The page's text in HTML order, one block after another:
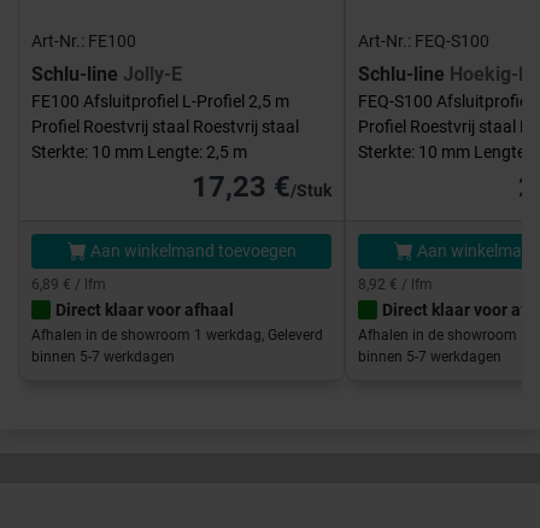
Art-Nr.: FE100
Schlu-line Jolly-E
FE100 Afsluitprofiel L-Profiel 2,5 m
Profiel Roestvrij staal Roestvrij staal
Sterkte: 10 mm Lengte: 2,5 m
17,23 €/Stuk
Aan winkelmand toevoegen
6,89 € / lfm
Direct klaar voor afhaal
Afhalen in de showroom 1 werkdag, Geleverd
binnen 5-7 werkdagen
Art-Nr.: FEQ-S100
Schlu-line Hoekig-E
FEQ-S100 Afsluitprofiel
Profiel Roestvrij staal
Sterkte: 10 mm Lengte:
Aan
8,92 € / lfm
Direct klaar voor
Afhalen in de showroom 1
binnen 5-7 werkdagen